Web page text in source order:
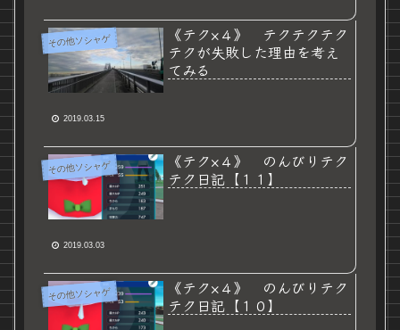
その他ソシャゲ
《テク×４》 テクテクテク
テクが失敗した理由を考え
てみる
2019.03.15
その他ソシャゲ
《テク×４》 のんびりテク
テク日記【１１】
2019.03.03
その他ソシャゲ
《テク×４》 のんびりテク
テク日記【１０】